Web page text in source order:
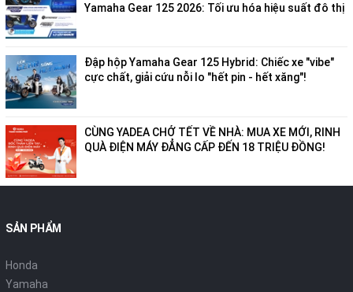
Yamaha Gear 125 2026: Tối ưu hóa hiệu suất đô thị
Đập hộp Yamaha Gear 125 Hybrid: Chiếc xe "vibe"
cực chất, giải cứu nỗi lo "hết pin - hết xăng"!
CÙNG YADEA CHỞ TẾT VỀ NHÀ: MUA XE MỚI, RINH
QUÀ ĐIỆN MÁY ĐẲNG CẤP ĐẾN 18 TRIỆU ĐỒNG!
SẢN PHẨM
Honda
Yamaha